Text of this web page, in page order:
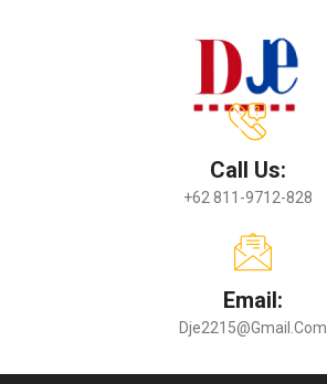
Call Us:
+62 811-9712-828
Email:
Dje2215@gmail.com